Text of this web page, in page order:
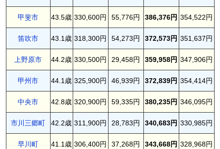
甲斐市 43.5歳 330,600円 55,776円 386,376円 354,522円
笛吹市 43.1歳 318,300円 54,273円 372,573円 351,637円
上野原市 44.2歳 330,500円 29,458円 359,958円 347,906円
甲州市 44.1歳 325,900円 46,939円 372,839円 354,414円
中央市 42.8歳 320,900円 59,335円 380,235円 346,095円
市川三郷町 42.2歳 311,900円 28,783円 340,683円 330,985円
早川町 41.1歳 306,400円 37,268円 343,668円 328,968円